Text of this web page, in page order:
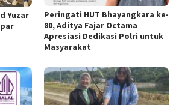
Yuzar
Peringati HUT Bhayangkara ke-
80, Aditya Fajar Octama
Apresiasi Dedikasi Polri untuk
Masyarakat